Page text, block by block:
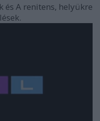
és A renitens, helyükre